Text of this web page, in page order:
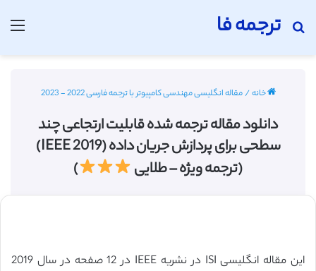
ترجمه فا
جستجو برای
خانه/مقاله انگلیسی مهندسی کامپیوتر با ترجمه فارسی 2022 - 2023
دانلود مقاله ترجمه شده قابلیت ارتجاعی چند
سطحی برای پردازش جریان داده (IEEE 2019)
(ترجمه ویژه – طلایی
)
این مقاله انگلیسی ISI در نشریه IEEE در 12 صفحه در سال 2019